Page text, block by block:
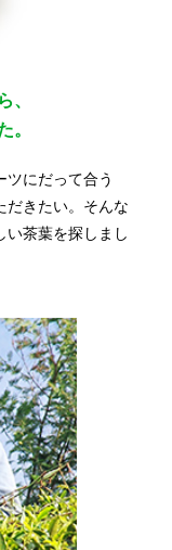
、
。
ツにだって合う
きたい。 そんな
い茶葉を探しまし